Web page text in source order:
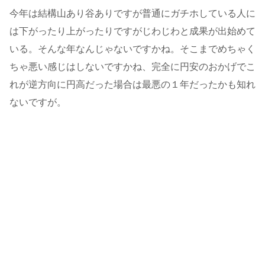
今年は結構山あり谷ありですが普通にガチホしている人に
は下がったり上がったりですがじわじわと成果が出始めて
いる。そんな年なんじゃないですかね。そこまでめちゃく
ちゃ悪い感じはしないですかね、完全に円安のおかげでこ
れが逆方向に円高だった場合は最悪の１年だったかも知れ
ないですが。